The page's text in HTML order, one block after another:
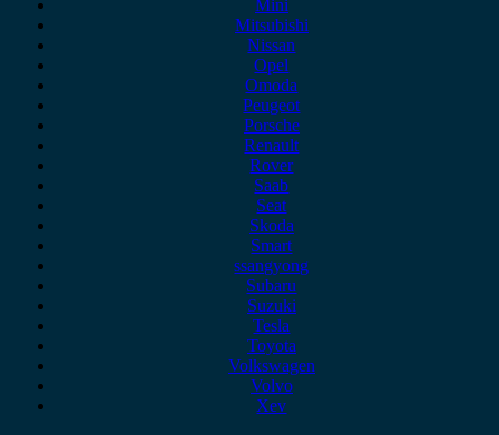
Mini
Mitsubishi
Nissan
Opel
Omoda
Peugeot
Porsche
Renault
Rover
Saab
Seat
Skoda
Smart
ssangyong
Subaru
Suzuki
Tesla
Toyota
Volkswagen
Volvo
Xev